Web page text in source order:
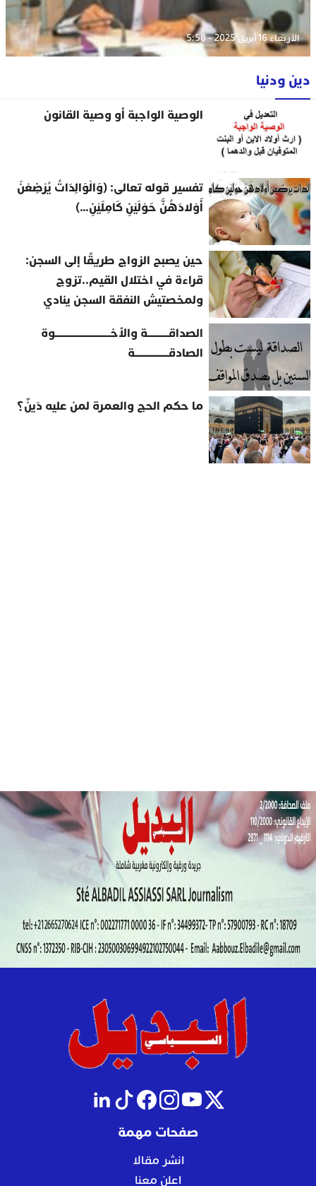
الأربعاء 16 أبريل 2025 - 5:58
دين ودنيا
الوصية الواجبة أو وصية القانون
تفسير قوله تعالى: (وَالْوَالِدَاتُ يُرْضِعْنَ
أَوْلادَهُنَّ حَوْلَيْنِ كَامِلَيْنِ…)
حين يصبح الزواج طريقًا إلى السجن:
قراءة في اختلال القيم..تزوج
ولمخصتيش النفقة السجن ينادي
الصداقــــــــــة والأخــــــــــــــــــــــــــوة
الصادقــــــــــــــــة
ما حكم الحج والعمرة لمن عليه دَينٌ؟
صفحات مهمة
انشر مقالا
اعلن معنا